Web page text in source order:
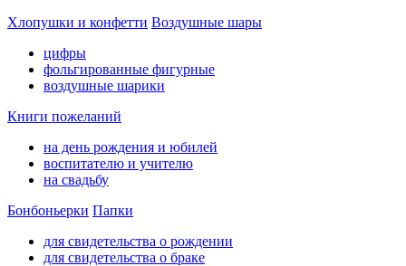
Хлопушки и конфетти Воздушные шары
цифры
фольгированные фигурные
воздушные шарики
Книги пожеланий
на день рождения и юбилей
воспитателю и учителю
на свадьбу
Бонбоньерки Папки
для свидетельства о рождении
для свидетельства о браке